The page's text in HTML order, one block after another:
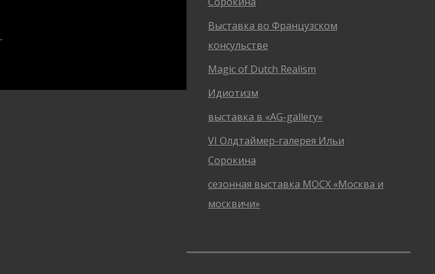
.
Выставка во Французском
консульстве
Magic of Dutch Realism
Идиотизм
выставка в «AG-gallery»
VI Олдтаймер-галерея Ильи
Сорокина
сезонная выставка МОСХ «Москва и
москвичи»